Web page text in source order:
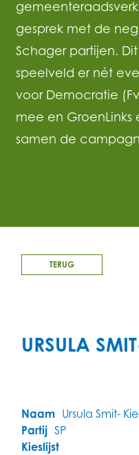
gesprek met de
Schager partijen.
speelveld er nét
voor Democratie
mee en
samen de
TERUG
URSULA
Naam Ursula Smit-
Partij SP
Kieslijst